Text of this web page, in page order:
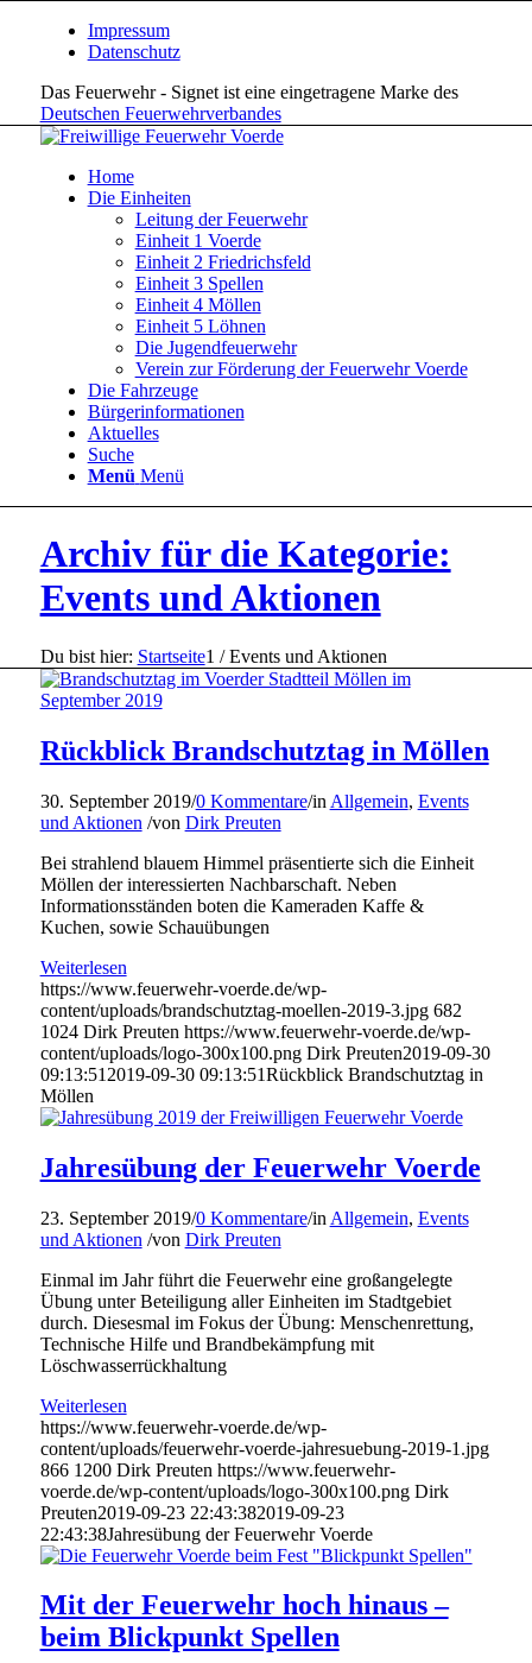
Impressum
Datenschutz
Das Feuerwehr - Signet ist eine eingetragene Marke des
Deutschen Feuerwehrverbandes
Home
Die Einheiten
Leitung der Feuerwehr
Einheit 1 Voerde
Einheit 2 Friedrichsfeld
Einheit 3 Spellen
Einheit 4 Möllen
Einheit 5 Löhnen
Die Jugendfeuerwehr
Verein zur Förderung der Feuerwehr Voerde
Die Fahrzeuge
Bürgerinformationen
Aktuelles
Suche
Menü Menü
Archiv für die Kategorie:
Events und Aktionen
Du bist hier: Startseite1 / Events und Aktionen
Rückblick Brandschutztag in Möllen
30. September 2019/0 Kommentare/in Allgemein, Events
und Aktionen /von Dirk Preuten
Bei strahlend blauem Himmel präsentierte sich die Einheit
Möllen der interessierten Nachbarschaft. Neben
Informationsständen boten die Kameraden Kaffe &
Kuchen, sowie Schauübungen
Weiterlesen
https://www.feuerwehr-voerde.de/wp-
content/uploads/brandschutztag-moellen-2019-3.jpg 682
1024 Dirk Preuten https://www.feuerwehr-voerde.de/wp-
content/uploads/logo-300x100.png Dirk Preuten2019-09-30
09:13:51 2019-09-30 09:13:51Rückblick Brandschutztag in
Möllen
Jahresübung der Feuerwehr Voerde
23. September 2019/0 Kommentare/in Allgemein, Events
und Aktionen /von Dirk Preuten
Einmal im Jahr führt die Feuerwehr eine großangelegte
Übung unter Beteiligung aller Einheiten im Stadtgebiet
durch. Diesesmal im Fokus der Übung: Menschenrettung,
Technische Hilfe und Brandbekämpfung mit
Löschwasserrückhaltung
Weiterlesen
https://www.feuerwehr-voerde.de/wp-
content/uploads/feuerwehr-voerde-jahresuebung-2019-1.jpg
866 1200 Dirk Preuten https://www.feuerwehr-
voerde.de/wp-content/uploads/logo-300x100.png Dirk
Preuten2019-09-23 22:43:382019-09-23
22:43:38Jahresübung der Feuerwehr Voerde
Mit der Feuerwehr hoch hinaus –
beim Blickpunkt Spellen